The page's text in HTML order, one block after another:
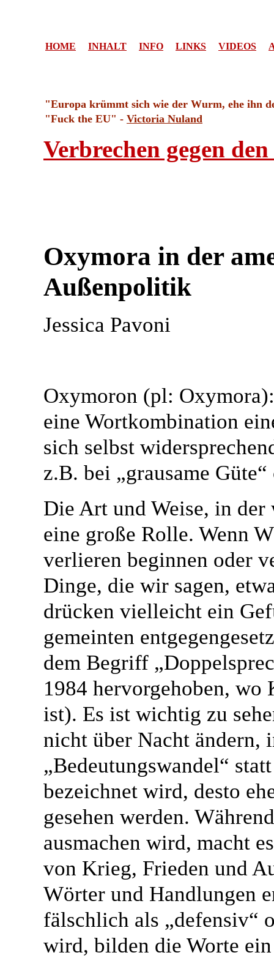
HOME INHALT INFO LINKS VIDEOS
"Europa krümmt sich wie der Wurm, ehe ihn
"Fuck the EU" - Victoria Nuland
Verbrechen gegen
Oxymora in der
Außenpolitik
Jessica Pavoni
Oxymoron (pl:
eine Wortkombination
sich selbst
z.B. bei „grausame
Die Art und Weise, in
eine große Rolle. Wenn
verlieren beginnen oder
Dinge, die wir sagen,
drücken vielleicht ein
gemeinten
dem Begriff
1984 hervorgehoben,
ist). Es ist wichtig zu
nicht über Nacht ändern,
„Bedeutungswandel“
bezeichnet wird, desto
gesehen werden.
ausmachen wird, macht
von Krieg, Frieden und
Wörter und Handlungen
fälschlich als „defensiv“
wird, bilden die Worte